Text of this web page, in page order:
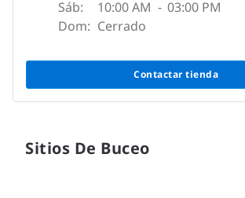
Sáb: 10:00 AM - 03:00 PM
Dom: Cerrado
Contactar tienda
Sitios De Buceo